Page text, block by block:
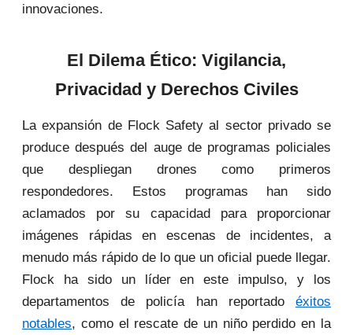
innovaciones.
El Dilema Ético: Vigilancia,
Privacidad y Derechos Civiles
La expansión de Flock Safety al sector privado se
produce después del auge de programas policiales
que despliegan drones como primeros
respondedores. Estos programas han sido
aclamados por su capacidad para proporcionar
imágenes rápidas en escenas de incidentes, a
menudo más rápido de lo que un oficial puede llegar.
Flock ha sido un líder en este impulso, y los
departamentos de policía han reportado éxitos
notables, como el rescate de un niño perdido en la